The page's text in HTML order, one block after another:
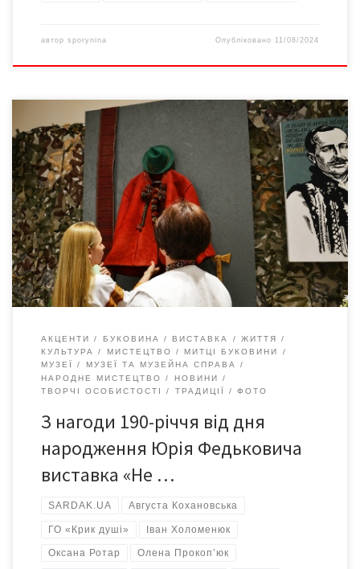
автор sporynina Опубліковано 11/08/2024
6 серпня 2024-го у Чернівецькому обласному краєзнавчому
музеї відбулося відкриття виставки у рамках проєкту
SARDAK.UA «Не скину тя, мій сардаче», з нагоди 190-річчя від
дня народження Юрія Федьковича. На виставці глядачі могли
побачити традиційний стрій буковинських гуцулів з фондів
Чернівецького обласного краєзнавчого музею та
Літературно-меморіального музею Юрія Федьковича.
Представлені сардаками, […]
АКЦЕНТИ БУКОВИНА ВИСТАВКА
ЖИТТЯ
КУЛЬТУРА
МИСТЕЦТВО
МИТЦІ БУКОВИНИ
МУЗЕЇ
МУЗЕЇ ТА МУЗЕЙНА СПРАВА
НАРОДНЕ МИСТЕЦТВО
НОВИНИ
ТВОРЧІ ОСОБИСТОСТІ
ТРАДИЦІЇ ФОТО
З нагоди 190-річчя від дня
народження Юрія Федьковича
виставка «Не …
SARDAK.UA Августа Кохановська
ГО «Крик душі» Іван Холоменюк
Оксана Ротар Олена Прокоп’юк